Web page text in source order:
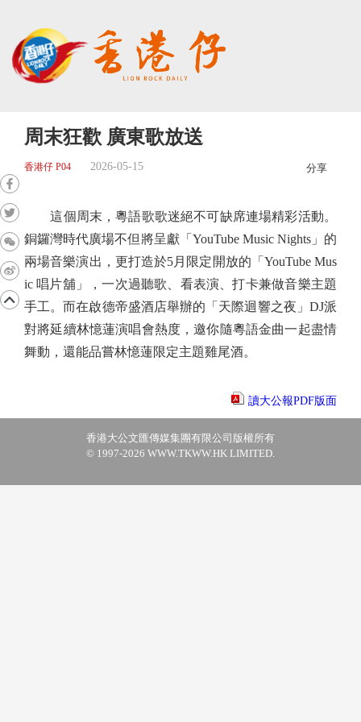
周末狂歡 廣東歌放送
香港仔 P04 2026-05-15 分享
這個周末，粵語歌歌迷絕不可缺席連場精彩活動。
銅鑼灣時代廣場不但將呈獻「YouTube Music Nights」的
兩場音樂演出，更打造於5月限定開放的「YouTube Mus
ic 唱片舖」，一次過聽歌、看表演、打卡兼做音樂主題
手工。而在啟德帝盛酒店舉辦的「天際迴響之夜」DJ派
對將延續林憶蓮演唱會熱度，邀你隨粵語金曲一起盡情
舞動，還能品嘗林憶蓮限定主題雞尾酒。
讀大公報PDF版面
香港大公文匯傳媒集團有限公司版權所有
© 1997-2026 WWW.TKWW.HK LIMITED.